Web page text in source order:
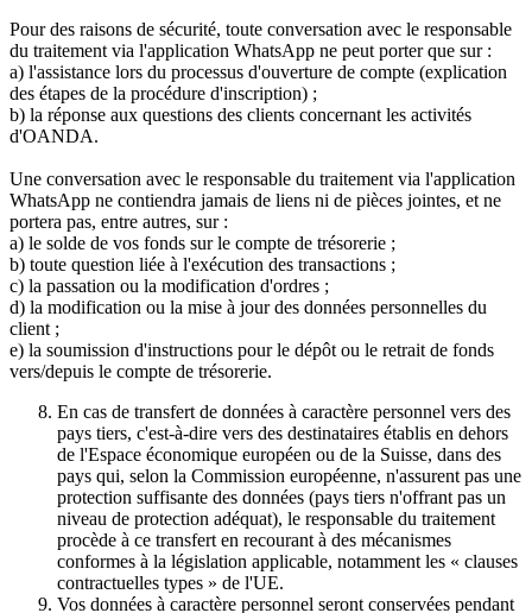
Pour des raisons de sécurité, toute conversation avec le responsable
du traitement via l'application WhatsApp ne peut porter que sur :
a) l'assistance lors du processus d'ouverture de compte (explication
des étapes de la procédure d'inscription) ;
b) la réponse aux questions des clients concernant les activités
d'OANDA.
Une conversation avec le responsable du traitement via l'application
WhatsApp ne contiendra jamais de liens ni de pièces jointes, et ne
portera pas, entre autres, sur :
a) le solde de vos fonds sur le compte de trésorerie ;
b) toute question liée à l'exécution des transactions ;
c) la passation ou la modification d'ordres ;
d) la modification ou la mise à jour des données personnelles du
client ;
e) la soumission d'instructions pour le dépôt ou le retrait de fonds
vers/depuis le compte de trésorerie.
En cas de transfert de données à caractère personnel vers des
pays tiers, c'est-à-dire vers des destinataires établis en dehors
de l'Espace économique européen ou de la Suisse, dans des
pays qui, selon la Commission européenne, n'assurent pas une
protection suffisante des données (pays tiers n'offrant pas un
niveau de protection adéquat), le responsable du traitement
procède à ce transfert en recourant à des mécanismes
conformes à la législation applicable, notamment les « clauses
contractuelles types » de l'UE.
Vos données à caractère personnel seront conservées pendant